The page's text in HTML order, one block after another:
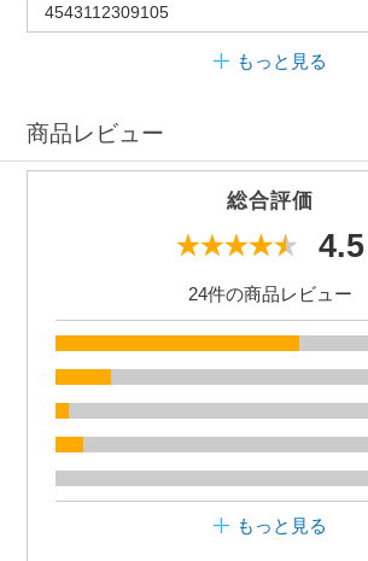
4543112309105
もっと見る
商品レビュー
総合評価
4.5
24件の商品レビュー
もっと見る